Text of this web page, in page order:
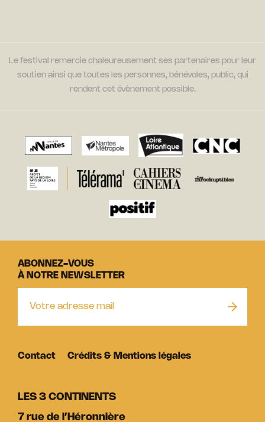
Le festival remercie chaleureusement ses partenaires pour leur
soutien ainsi que toutes les personnes, bénévoles, public, qui
rendent cet évènement possible.
LES 3 CONTINENTS
7 rue de l’Héronnière
ABONNEZ-VOUS
À NOTRE NEWSLETTER
Contact Crédits & Mentions légales